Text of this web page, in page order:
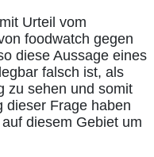
Urteil vom
foodwatch gegen
diese Aussage eines
falsch ist, als
zu sehen und somit
dieser Frage haben
diesem Gebiet um